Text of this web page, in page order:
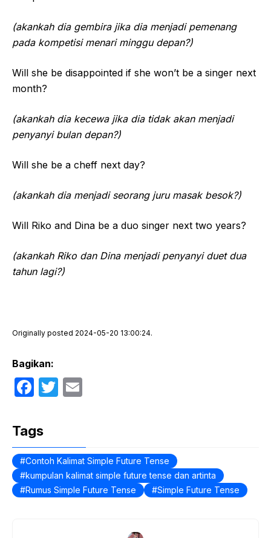
(akankah dia gembira jika dia menjadi pemenang
pada kompetisi menari minggu depan?)
Will she be disappointed if she won’t be a singer next
month?
(akankah dia kecewa jika dia tidak akan menjadi
penyanyi bulan depan?)
Will she be a cheff next day?
(akankah dia menjadi seorang juru masak besok?)
Will Riko and Dina be a duo singer next two years?
(akankah Riko dan Dina menjadi penyanyi duet dua
tahun lagi?)
Originally posted 2024-05-20 13:00:24.
Bagikan:
F
c
e
b
o
o
T
er
Tags
Contoh Kalimat Simple Future Tense
kumpulan kalimat simple future tense dan artinta
Rumus Simple Future Tense
Simple Future Tense